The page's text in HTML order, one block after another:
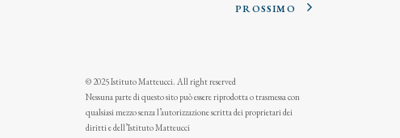
PROSSIMO
© 2025 Istituto Matteucci. All right reserved
Nessuna parte di questo sito può essere riprodotta o trasmessa con
qualsiasi mezzo senza l’autorizzazione scritta dei proprietari dei
diritti e dell’Istituto Matteucci